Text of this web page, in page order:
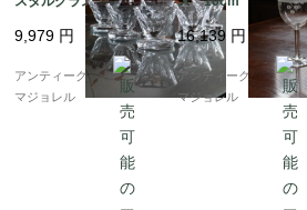
9,979 円
アンティークギャラリー
マジョレル
16,139 円
アンティークギャラリー
マジョレル